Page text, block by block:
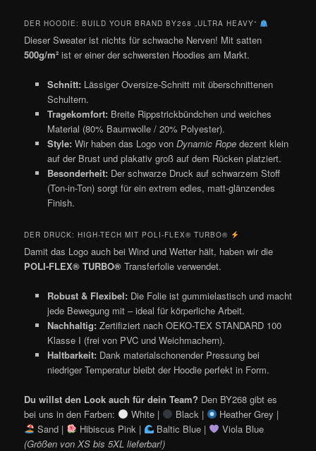
DER HOODIE: BUILD YOUR BRAND BY268 „ULTRA HEAVY“
Dieser Sweater ist nichts für schwache Nerven! Mit satten
500g/m² ist er einer der schwersten Hoodies am Markt.
Schnitt: Lässiger Oversize-Schnitt mit überschnittenen
Schultern.
Tragekomfort: Breite Rippstrickbündchen und weiches
Material (80% Baumwolle / 20% Polyester).
Style: Wir haben das Logo von Dynamic Ropedezent klein
auf der Brust und plakativ groß auf dem Rücken platziert.
Besonderheit: Der schwarze Druck auf schwarzem Stoff
(Ton-in-Ton) sorgt für ein extrem edles, matt-glänzendes
Finish.
DER DRUCK: HIGH-TECH MIT POLI-FLEX® TURBO®
Damit das Logo auch bei Wind und Wetter hält, haben wir die
POLI-FLEX® TURBO® Transferfolie verwendet.
Robust & Flexibel: Die Folie ist gummielastisch und macht
jede Bewegung mit – ideal für körperliche Arbeit.
Nachhaltig: Zertifiziert nach OEKO-TEX STANDARD 100
Klasse I (frei von PVC und Weichmachern).
Haltbarkeit: Dank materialschonender Pressung bei
niedriger Temperatur bleibt der Hoodie perfekt in Form.
Du willst den Look auch für dein Team? Den BY268 gibt es
bei uns in den Farben:
White | Black |
Heather Grey |
Sand |
Hibiscus Pink | Baltic Blue |
Viola Blue
(Größen von XS bis 5XL lieferbar!)